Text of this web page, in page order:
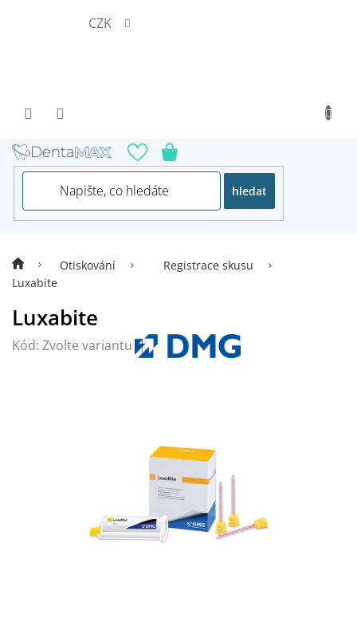
CZK
hledat
Otiskování
Registrace skusu
Luxabite
Luxabite
Kód: Zvolte variantu